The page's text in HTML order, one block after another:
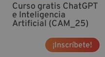
Curso gratis ChatGPT
e Inteligencia
Artificial (CAM_25)
¡Inscríbete!